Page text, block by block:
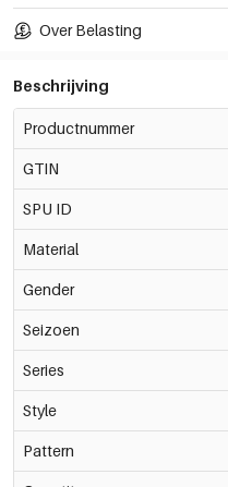
Over Belasting
Beschrijving
Productnummer
GTIN
SPU ID
Material
Gender
Seizoen
Series
Style
Pattern